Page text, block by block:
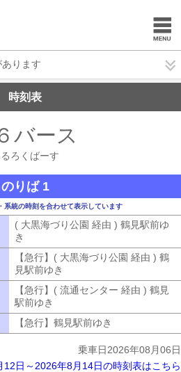
ります
時刻表
バース
るろくばーす
のりば 1
系統の時刻を合わせて表示しています
( 大黒海づり公園 経由 ) 鶴見駅前ゆ
き
【急行】( 大黒海づり公園 経由 ) 鶴
見駅前ゆき
【急行】( 流通センター 経由 ) 鶴見
駅前ゆき
【急行】鶴見駅前ゆき
乗車日2026年08月06日
12日～2026年8月14日の時刻表はこちら